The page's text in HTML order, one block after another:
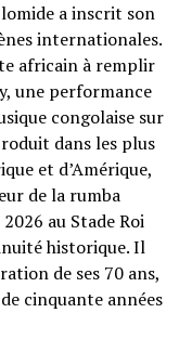
a inscrit son
internationales.
africain à remplir
une performance
congolaise sur
dans les plus
et d’Amérique,
de la rumba
au Stade Roi
historique. Il
de ses 70 ans,
cinquante années